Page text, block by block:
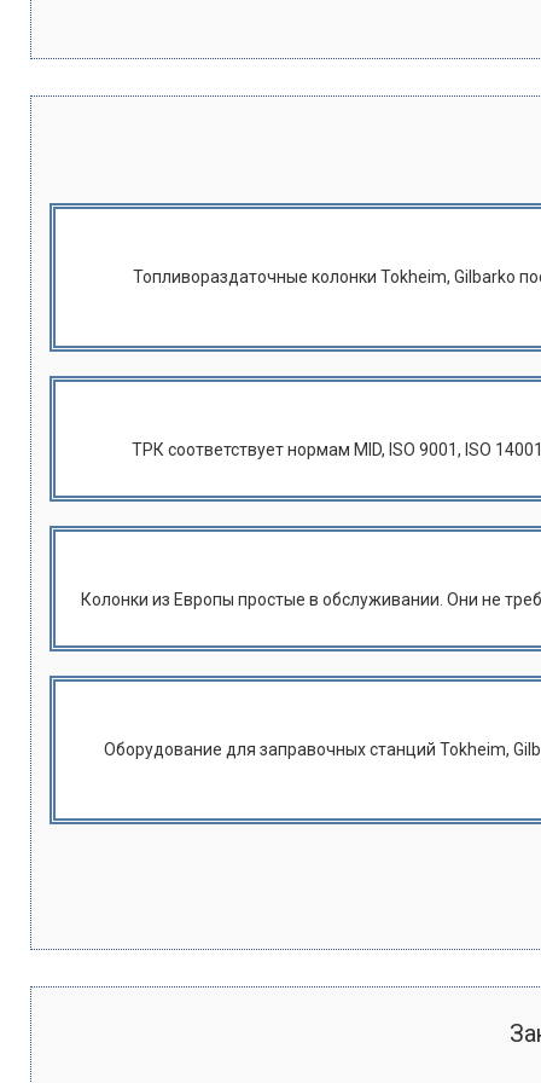
Топливораздаточные колонки Tokheim, Gilbarko
ТРК соответствует нормам MID, ISO 9001, ISO
Колонки из Европы простые в обслуживании. Они не
Оборудование для заправочных станций Tokheim,